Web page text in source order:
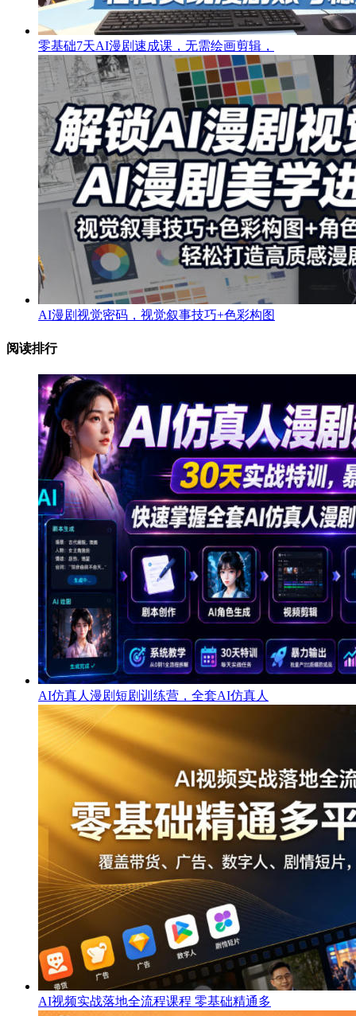
零基础7天AI漫剧速成课，无需绘画剪辑，
AI漫剧视觉密码，视觉叙事技巧+色彩构图
阅读排行
AI仿真人漫剧短剧训练营，全套AI仿真人
AI视频实战落地全流程课程 零基础精通多